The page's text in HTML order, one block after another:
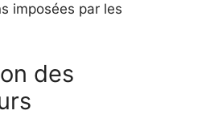
imposées par les
des